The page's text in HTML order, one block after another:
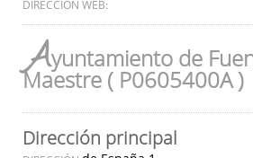
DIRECCIÓN WEB:
Ayuntamiento de
Maestre ( P0605400A )
Dirección principal